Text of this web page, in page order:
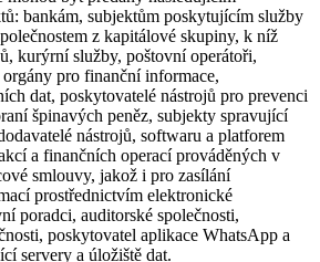
bankám, subjektům poskytujícím služby
z kapitálové skupiny, k níž
kurýrní služby, poštovní operátoři,
pro finanční informace,
dat, poskytovatelé nástrojů pro prevenci
špinavých peněz, subjekty spravující
nástrojů, softwaru a platforem
a finančních operací prováděných v
smlouvy, jakož i pro zasílání
prostřednictvím elektronické
poradci, auditorské společnosti,
poskytovatel aplikace WhatsApp a
servery a úložiště dat.